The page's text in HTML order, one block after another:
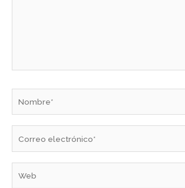
electrónico*